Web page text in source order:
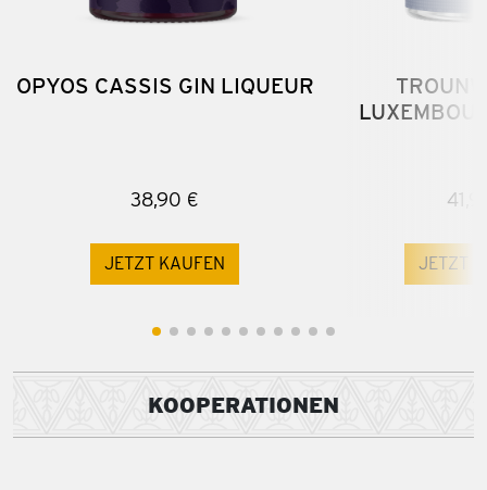
OPYOS CASSIS GIN LIQUEUR
38,90 €
JETZT KAUFEN JETZT
KOOPERATIONEN